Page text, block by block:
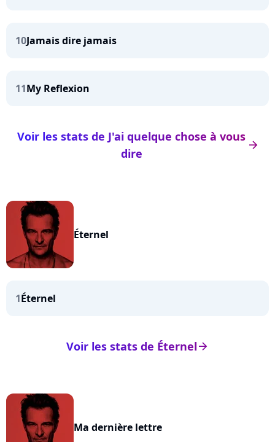
10Jamais dire jamais
11My Reflexion
arrow_right
Voir les stats de J'ai quelque chose à vous
dire
Éternel
1Éternel
arrow_right
Voir les stats de Éternel
Ma dernière lettre